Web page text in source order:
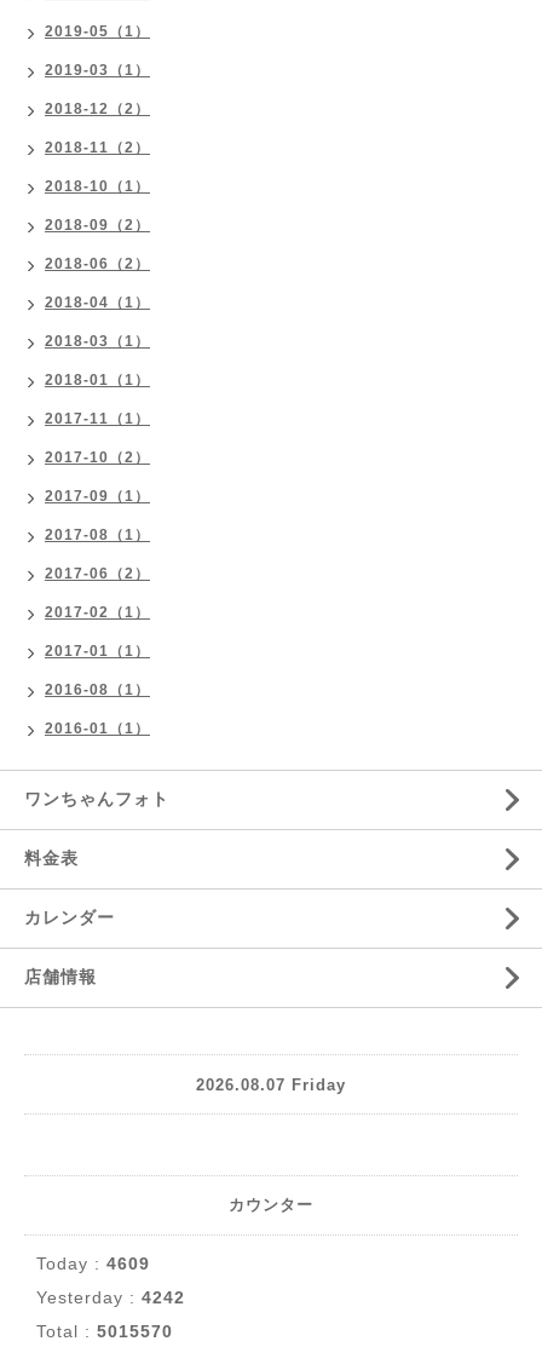
2019-05（1）
2019-03（1）
2018-12（2）
2018-11（2）
2018-10（1）
2018-09（2）
2018-06（2）
2018-04（1）
2018-03（1）
2018-01（1）
2017-11（1）
2017-10（2）
2017-09（1）
2017-08（1）
2017-06（2）
2017-02（1）
2017-01（1）
2016-08（1）
2016-01（1）
ワンちゃんフォト
料金表
カレンダー
店舗情報
2026.08.07 Friday
カウンター
Today : 4609
Yesterday : 4242
Total : 5015570